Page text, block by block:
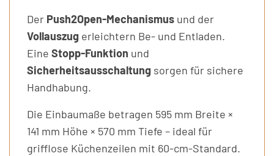
Der Push2Open-Mechanismus und der
Vollauszug erleichtern Be- und Entladen.
Eine Stopp-Funktion und
Sicherheitsausschaltung sorgen für sichere
Handhabung.
Die Einbaumaße betragen 595 mm Breite ×
141 mm Höhe × 570 mm Tiefe – ideal für
grifflose Küchenzeilen mit 60-cm-Standard.